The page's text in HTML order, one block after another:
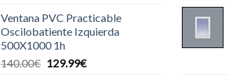
original
era:
440.00€.
actual
es:
Ventana PVC Practicable
Oscilobatiente Izquierda
500X1000 1h
140.00€ El
129.99€El